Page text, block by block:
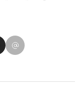
su Pinterest
su WhatsApp
Condividi su Email